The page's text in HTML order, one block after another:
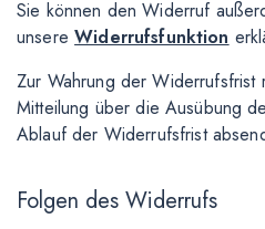
Sie können den Widerruf
unsereWiderrufsfunktion
Zur Wahrung der
Mitteilung über die Ausübung
Ablauf der Widerrufsfrist
Folgen des Widerrufs